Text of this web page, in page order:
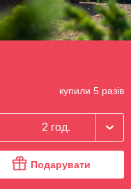
купили 5 разів
2 год.
Подарувати